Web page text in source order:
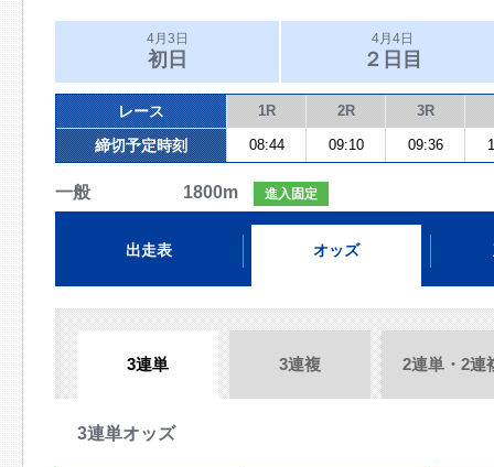
4月3日
初日
4月4日
２日目
レース 1R 2R 3R
締切予定時刻 08:44 09:10 09:36
一般 1800m 進入固定
出走表 オッズ
3連単 3連複 2連単・2連
3連単オッズ